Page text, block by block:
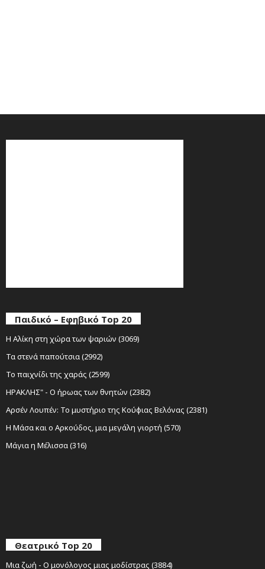
Παιδικό – Εφηβικό Top 20
Η Αλίκη στη χώρα των ψαριών (3069)
Τα στενά παπούτσια (2992)
Το παιχνίδι της χαράς (2599)
ΗΡΑΚΛΗΣ" - Ο ήρωας των θνητών (2382)
Αρσέν Λουπέν: Το μυστήριο της Κούφιας Βελόνας (2381)
Η Μάσα και ο Αρκούδος, μια μεγάλη γιορτή (570)
Μάγια η Μέλισσα (316)
Θεατρικό Top 20
Μια ζωή - Ο μονόλογος μιας μοδίστρας (3884)